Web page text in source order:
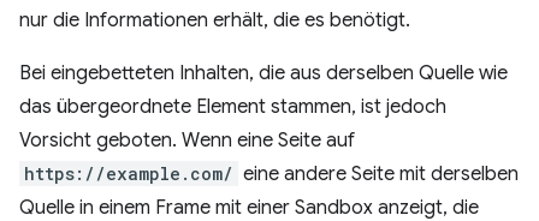
nur die Informationen erhält, die es benötigt.
Bei eingebetteten Inhalten, die aus derselben Quelle wie
das übergeordnete Element stammen, ist jedoch
Vorsicht geboten. Wenn eine Seite auf
https://example.com/ eine andere Seite mit derselben
Quelle in einem Frame mit einer Sandbox anzeigt, die